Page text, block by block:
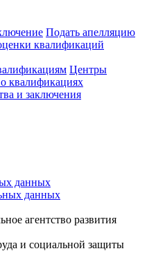
Подать апелляцию
квалификаций
Центры
квалификациях
и заключения
данных
данных
агентство развития
и социальной защиты